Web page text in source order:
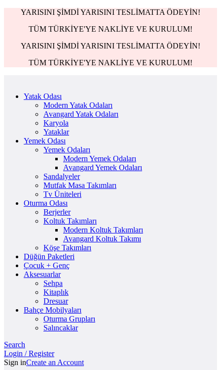
YARISINI ŞİMDİ YARISINI TESLİMATTA ÖDEYİN!
TÜM TÜRKİYE'YE NAKLİYE VE KURULUM!
YARISINI ŞİMDİ YARISINI TESLİMATTA ÖDEYİN!
TÜM TÜRKİYE'YE NAKLİYE VE KURULUM!
Yatak Odası
Modern Yatak Odaları
Avangard Yatak Odaları
Karyola
Yataklar
Yemek Odası
Yemek Odaları
Modern Yemek Odaları
Avangard Yemek Odaları
Sandalyeler
Mutfak Masa Takımları
Tv Üniteleri
Oturma Odası
Berjerler
Koltuk Takımları
Modern Koltuk Takımları
Avangard Koltuk Takımı
Köşe Takımları
Düğün Paketleri
Çocuk + Genç
Aksesuarlar
Sehpa
Kitaplık
Dresuar
Bahçe Mobilyaları
Oturma Grupları
Salıncaklar
Search
Login / Register
Sign inCreate an Account